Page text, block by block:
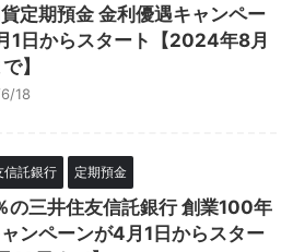
定期預金 金利優遇キャンペー
1日からスタート【2024年8月
】
18
信託銀行 定期預金
の三井住友信託銀行 創業100年
ンペーンが4月1日からスター